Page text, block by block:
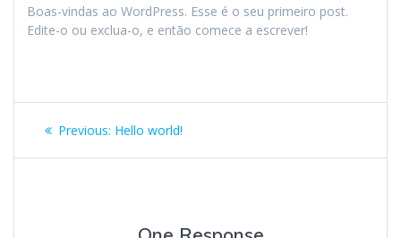
Boas-vindas ao WordPress. Esse é o seu primeiro post.
Edite-o ou exclua-o, e então comece a escrever!
Post
navigation
Previous: Previous
Hello world!